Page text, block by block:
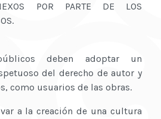
POR PARTE DE LOS
deben adoptar un
del derecho de autor y
como usuarios de las obras.
a la creación de una cultura